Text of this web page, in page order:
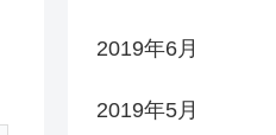
2019年6月
2019年5月